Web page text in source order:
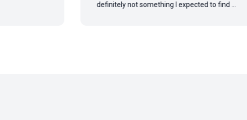
definitely not something I expected to find ...